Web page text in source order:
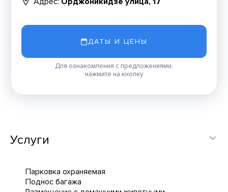
ДАТЫ И ЦЕНЫ
Для ознакомления с предложениями,
нажмите на кнопку
Услуги
Парковка охраняемая
Поднос багажа